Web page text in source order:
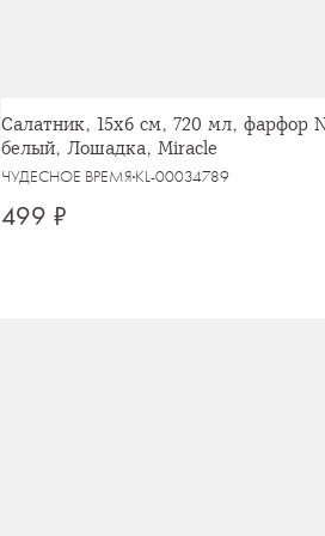
Салатник, 15x6 см, 720 мл, фарфор
белый, Лошадка, Miracle
ЧУДЕСНОЕ ВРЕМЯKL-00034789
499 ₽